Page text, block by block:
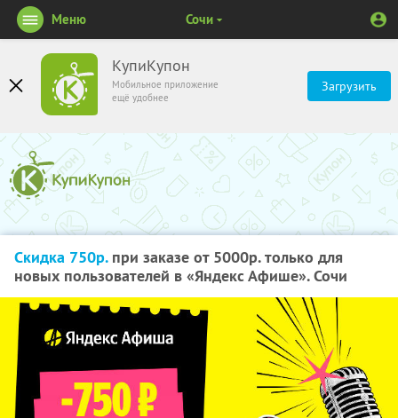
КупиКупон
Мобильное приложение
ещё удобнее
Загрузить
Меню Сочи
Скидка 750р.при заказе от 5000р. только для
новых пользователей в «Яндекс Афише». Сочи